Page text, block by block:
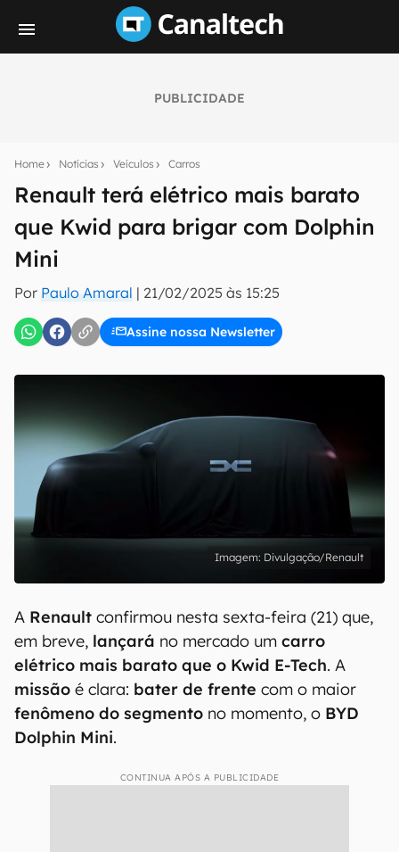
PUBLICIDADE
Home Notícias Veículos Carros
Renault terá elétrico mais barato
que Kwid para brigar com Dolphin
Mini
Por Paulo Amaral | 21/02/2025 às 15:25
Assine nossa Newsletter
notícias e reviews sobre tecnologia em primeira
E-mail
inscreva-se
Uso e Política de Privacidade do Canaltech.
Divulgação/Renault
A Renault confirmou nesta sexta-feira (21) que,
em breve, lançará no mercado um carro
elétrico mais barato que o Kwid E-Tech. A
missão é clara: bater de frente com o maior
fenômeno do segmento no momento, o BYD
Dolphin Mini.
CONTINUA APÓS A PUBLICIDADE